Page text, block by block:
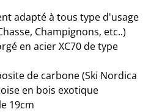
adapté à tous type d'usage
Champignons, etc..)
en acier XC70 de type
de carbone (Ski Nordica
en bois exotique
19cm